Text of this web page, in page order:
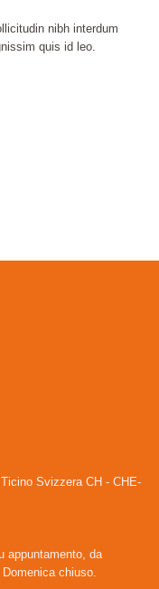
nibh interdum
quis id leo.
Svizzera CH - CHE-
appuntamento, da
chiuso.